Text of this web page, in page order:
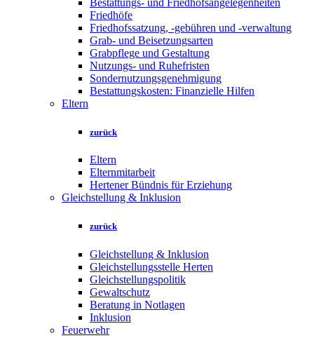
Bestattungs- und Friedhofsangelegenheiten
Friedhöfe
Friedhofssatzung, -gebühren und -verwaltung
Grab- und Beisetzungsarten
Grabpflege und Gestaltung
Nutzungs- und Ruhefristen
Sondernutzungsgenehmigung
Bestattungskosten: Finanzielle Hilfen
Eltern
zurück
Eltern
Elternmitarbeit
Hertener Bündnis für Erziehung
Gleichstellung & Inklusion
zurück
Gleichstellung & Inklusion
Gleichstellungsstelle Herten
Gleichstellungspolitik
Gewaltschutz
Beratung in Notlagen
Inklusion
Feuerwehr